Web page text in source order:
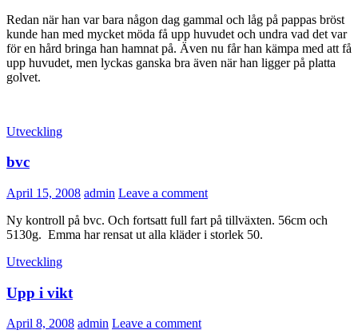
Redan när han var bara någon dag gammal och låg på pappas bröst
kunde han med mycket möda få upp huvudet och undra vad det var
för en hård bringa han hamnat på. Även nu får han kämpa med att få
upp huvudet, men lyckas ganska bra även när han ligger på platta
golvet.
Utveckling
bvc
April 15, 2008 admin Leave a comment
Ny kontroll på bvc. Och fortsatt full fart på tillväxten. 56cm och
5130g. Emma har rensat ut alla kläder i storlek 50.
Utveckling
Upp i vikt
April 8, 2008 admin Leave a comment